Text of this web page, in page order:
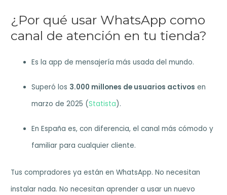
¿Por qué usar WhatsApp como
canal de atención en tu tienda?
Es la app de mensajería más usada del mundo.
Superó los 3.000 millones de usuarios activos en
marzo de 2025 (Statista).
En España es, con diferencia, el canal más cómodo y
familiar para cualquier cliente.
Tus compradores ya están en WhatsApp. No necesitan
instalar nada. No necesitan aprender a usar un nuevo